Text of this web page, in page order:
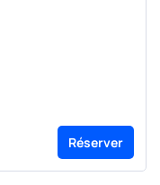
Réserver